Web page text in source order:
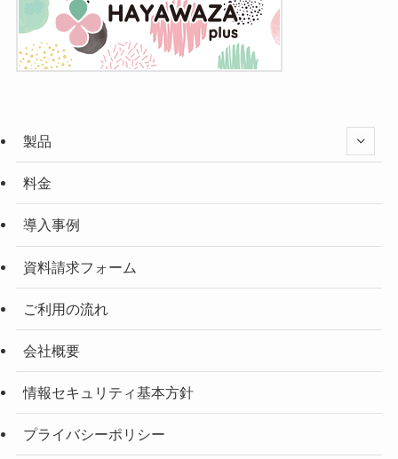
製品
料金
導入事例
資料請求フォーム
ご利用の流れ
会社概要
情報セキュリティ基本方針
プライバシーポリシー